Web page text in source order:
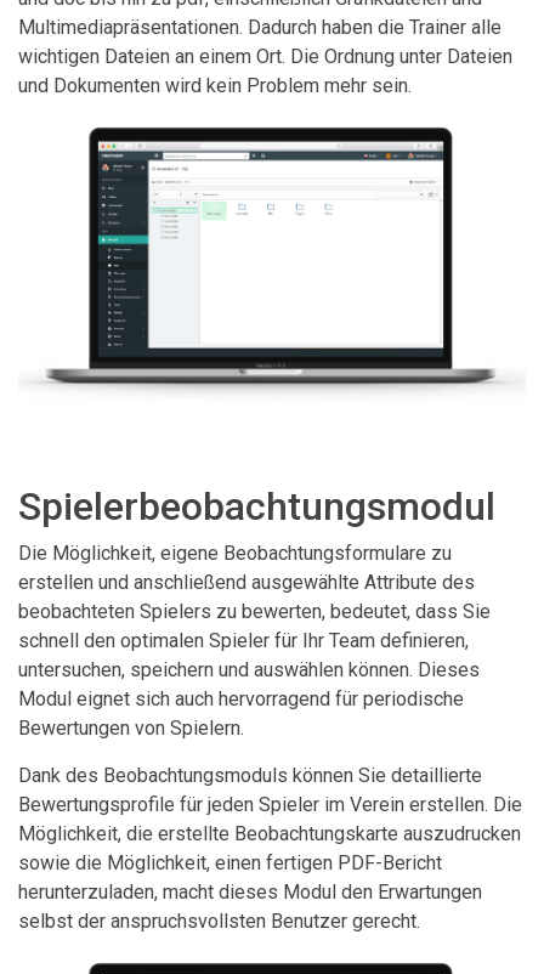
Multimediapräsentationen. Dadurch haben die Trainer alle
wichtigen Dateien an einem Ort. Die Ordnung unter Dateien
und Dokumenten wird kein Problem mehr sein.
Spielerbeobachtungsmodul
Die Möglichkeit, eigene Beobachtungsformulare zu
erstellen und anschließend ausgewählte Attribute des
beobachteten Spielers zu bewerten, bedeutet, dass Sie
schnell den optimalen Spieler für Ihr Team definieren,
untersuchen, speichern und auswählen können. Dieses
Modul eignet sich auch hervorragend für periodische
Bewertungen von Spielern.
Dank des Beobachtungsmoduls können Sie detaillierte
Bewertungsprofile für jeden Spieler im Verein erstellen. Die
Möglichkeit, die erstellte Beobachtungskarte auszudrucken
sowie die Möglichkeit, einen fertigen PDF-Bericht
herunterzuladen, macht dieses Modul den Erwartungen
selbst der anspruchsvollsten Benutzer gerecht.